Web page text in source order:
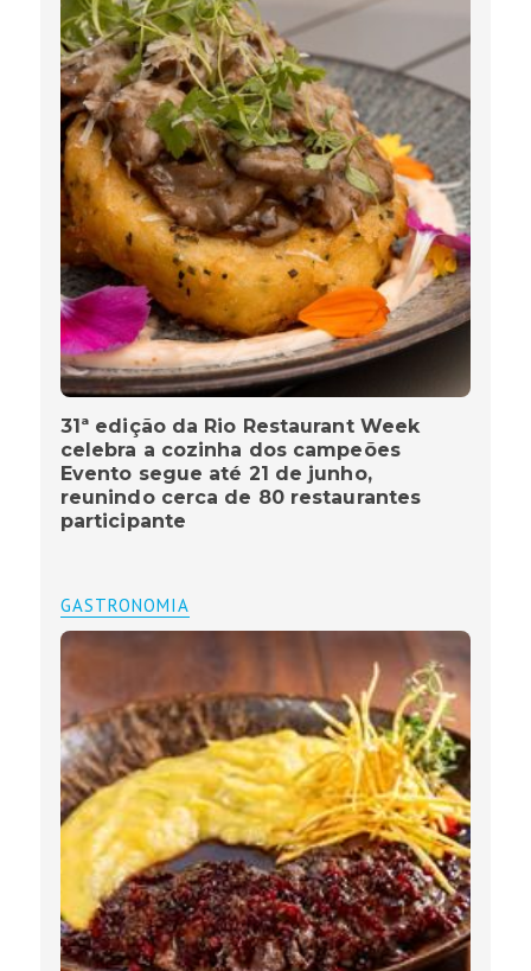
31ª edição da Rio Restaurant Week
celebra a cozinha dos campeões
Evento segue até 21 de junho,
reunindo cerca de 80 restaurantes
participante
GASTRONOMIA